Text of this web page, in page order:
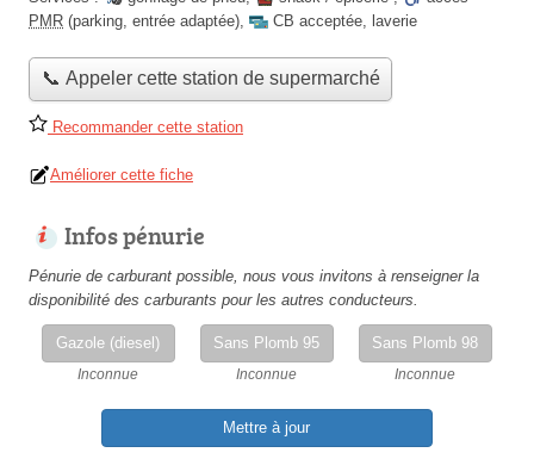
PMR (parking, entrée adaptée), CB acceptée, laverie
📞 Appeler cette station de supermarché
Recommander cette station
Améliorer cette fiche
Infos pénurie
Pénurie de carburant possible, nous vous invitons à renseigner la
disponibilité des carburants pour les autres conducteurs.
Gazole (diesel)
Inconnue
Sans Plomb 95
Inconnue
Sans Plomb 98
Inconnue
Mettre à jour